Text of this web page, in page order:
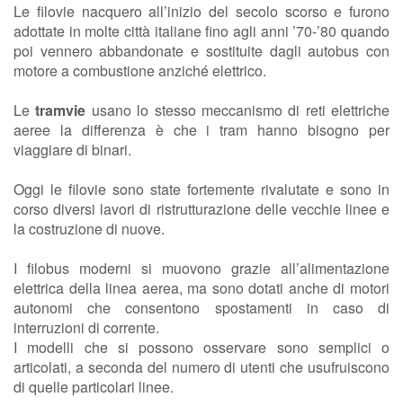
Le filovie nacquero all’inizio del secolo scorso e furono
adottate in molte città italiane fino agli anni ’70-’80 quando
poi vennero abbandonate e sostituite dagli autobus con
motore a combustione anziché elettrico.
Letramvie usano lo stesso meccanismo di reti elettriche
aeree la differenza è che i tram hanno bisogno per
viaggiare di binari.
Oggi le filovie sono state fortemente rivalutate e sono in
corso diversi lavori di ristrutturazione delle vecchie linee e
la costruzione di nuove.
I filobus moderni si muovono grazie all’alimentazione
elettrica della linea aerea, ma sono dotati anche di motori
autonomi che consentono spostamenti in caso di
interruzioni di corrente.
I modelli che si possono osservare sono semplici o
articolati, a seconda del numero di utenti che usufruiscono
di quelle particolari linee.